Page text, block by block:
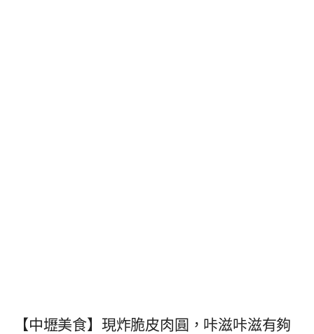
【中壢美食】現炸脆皮肉圓，咔滋咔滋有夠